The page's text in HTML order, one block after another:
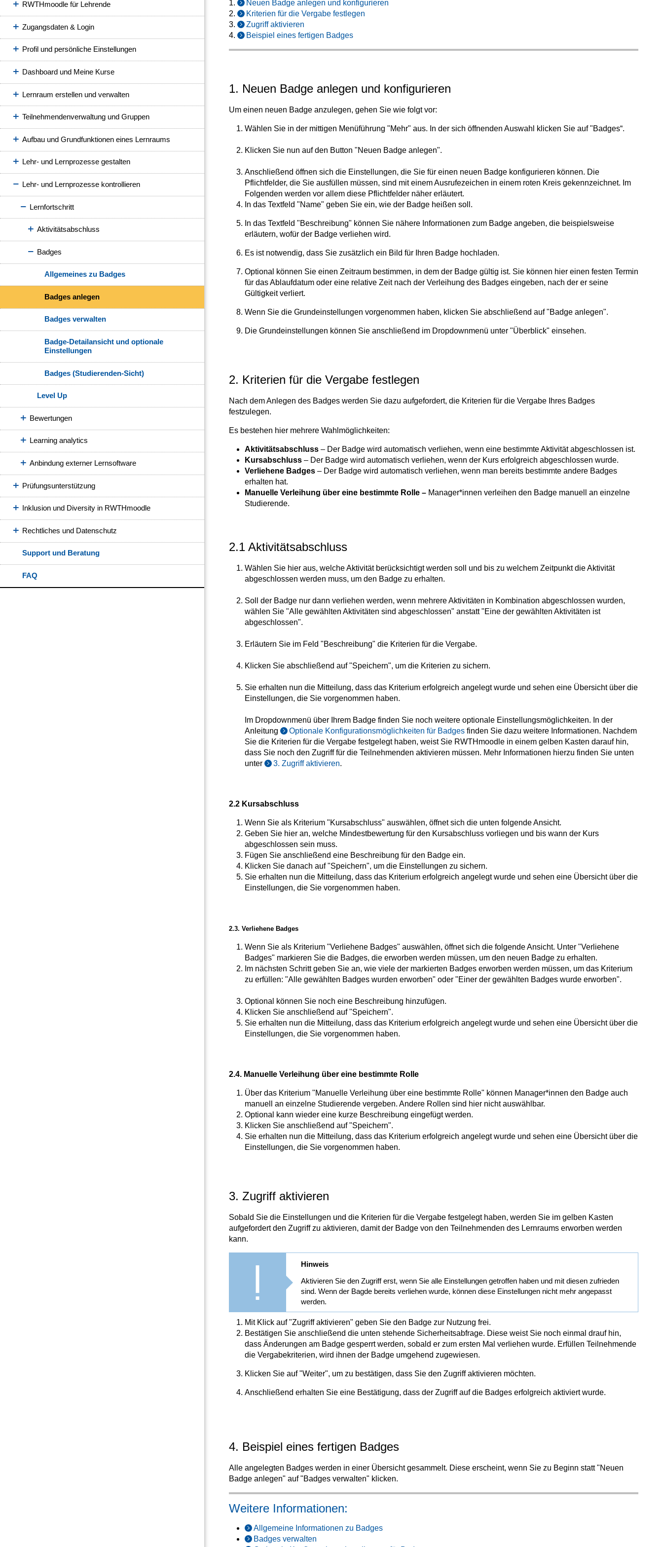
RWTHmoodle für Lehrende
Zugangsdaten & Login
Profil und persönliche Einstellungen
Dashboard und Meine Kurse
Lernraum erstellen und verwalten
Teilnehmendenverwaltung und Gruppen
Aufbau und Grundfunktionen eines Lernraums
Lehr- und Lernprozesse gestalten
Lehr- und Lernprozesse kontrollieren
Lernfortschritt
Aktivitätsabschluss
Badges
Allgemeines zu Badges
Badges anlegen
Badges verwalten
Badge-Detailansicht und optionale
Einstellungen
Badges (Studierenden-Sicht)
Level Up
Bewertungen
Learning analytics
Anbindung externer Lernsoftware
Prüfungsunterstützung
Inklusion und Diversity in RWTHmoodle
Rechtliches und Datenschutz
Support und Beratung
FAQ
1.
Neuen Badge anlegen und konfigurieren
2.
Kriterien für die Vergabe festlegen
3.
Zugriff aktivieren
4.
Beispiel eines fertigen Badges
1. Neuen Badge anlegen und konfigurieren
Um einen neuen Badge anzulegen, gehen Sie wie folgt vor:
Wählen Sie in der mittigen Menüführung "Mehr" aus. In der sich öffnenden Auswahl klicken Sie auf "Badges“.
Klicken Sie nun auf den Button "Neuen Badge anlegen".
Anschließend öffnen sich die Einstellungen, die Sie für einen neuen Badge konfigurieren können. Die
Pflichtfelder, die Sie ausfüllen müssen, sind mit einem Ausrufezeichen in einem roten Kreis gekennzeichnet. Im
Folgenden werden vor allem diese Pflichtfelder näher erläutert.
In das Textfeld "Name" geben Sie ein, wie der Badge heißen soll.
In das Textfeld "Beschreibung" können Sie nähere Informationen zum Badge angeben, die beispielsweise
erläutern, wofür der Badge verliehen wird.
Es ist notwendig, dass Sie zusätzlich ein Bild für Ihren Badge hochladen.
Optional können Sie einen Zeitraum bestimmen, in dem der Badge gültig ist. Sie können hier einen festen Termin
für das Ablaufdatum oder eine relative Zeit nach der Verleihung des Badges eingeben, nach der er seine
Gültigkeit verliert.
Wenn Sie die Grundeinstellungen vorgenommen haben, klicken Sie abschließend auf "Badge anlegen".
Die Grundeinstellungen können Sie anschließend im Dropdownmenü unter "Überblick" einsehen.
2. Kriterien für die Vergabe festlegen
Nach dem Anlegen des Badges werden Sie dazu aufgefordert, die Kriterien für die Vergabe Ihres Badges
festzulegen.
Es bestehen hier mehrere Wahlmöglichkeiten:
Aktivitätsabschluss – Der Badge wird automatisch verliehen, wenn eine bestimmte Aktivität abgeschlossen ist.
Kursabschluss – Der Badge wird automatisch verliehen, wenn der Kurs erfolgreich abgeschlossen wurde.
Verliehene Badges – Der Badge wird automatisch verliehen, wenn man bereits bestimmte andere Badges
erhalten hat.
Manuelle Verleihung über eine bestimmte Rolle – Manager*innen verleihen den Badge manuell an einzelne
Studierende.
2.1 Aktivitätsabschluss
Wählen Sie hier aus, welche Aktivität berücksichtigt werden soll und bis zu welchem Zeitpunkt die Aktivität
abgeschlossen werden muss, um den Badge zu erhalten.
Soll der Badge nur dann verliehen werden, wenn mehrere Aktivitäten in Kombination abgeschlossen wurden,
wählen Sie "Alle gewählten Aktivitäten sind abgeschlossen" anstatt "Eine der gewählten Aktivitäten ist
abgeschlossen".
Erläutern Sie im Feld "Beschreibung" die Kriterien für die Vergabe.
Klicken Sie abschließend auf "Speichern", um die Kriterien zu sichern.
Sie erhalten nun die Mitteilung, dass das Kriterium erfolgreich angelegt wurde und sehen eine Übersicht über die
Einstellungen, die Sie vorgenommen haben.
Im Dropdownmenü über Ihrem Badge finden Sie noch weitere optionale Einstellungsmöglichkeiten. In der
Anleitung
Optionale Konfigurationsmöglichkeiten für Badges finden Sie dazu weitere Informationen. Nachdem
Sie die Kriterien für die Vergabe festgelegt haben, weist Sie RWTHmoodle in einem gelben Kasten darauf hin,
dass Sie noch den Zugriff für die Teilnehmenden aktivieren müssen. Mehr Informationen hierzu finden Sie unten
unter
3. Zugriff aktivieren.
2.2 Kursabschluss
Wenn Sie als Kriterium "Kursabschluss" auswählen, öffnet sich die unten folgende Ansicht.
Geben Sie hier an, welche Mindestbewertung für den Kursabschluss vorliegen und bis wann der Kurs
abgeschlossen sein muss.
Fügen Sie anschließend eine Beschreibung für den Badge ein.
Klicken Sie danach auf "Speichern", um die Einstellungen zu sichern.
Sie erhalten nun die Mitteilung, dass das Kriterium erfolgreich angelegt wurde und sehen eine Übersicht über die
Einstellungen, die Sie vorgenommen haben.
2.3. Verliehene Badges
Wenn Sie als Kriterium "Verliehene Badges" auswählen, öffnet sich die folgende Ansicht. Unter "Verliehene
Badges" markieren Sie die Badges, die erworben werden müssen, um den neuen Badge zu erhalten.
Im nächsten Schritt geben Sie an, wie viele der markierten Badges erworben werden müssen, um das Kriterium
zu erfüllen: "Alle gewählten Badges wurden erworben" oder "Einer der gewählten Badges wurde erworben".
Optional können Sie noch eine Beschreibung hinzufügen.
Klicken Sie anschließend auf "Speichern".
Sie erhalten nun die Mitteilung, dass das Kriterium erfolgreich angelegt wurde und sehen eine Übersicht über die
Einstellungen, die Sie vorgenommen haben.
2.4. Manuelle Verleihung über eine bestimmte Rolle
Über das Kriterium "Manuelle Verleihung über eine bestimmte Rolle" können Manager*innen den Badge auch
manuell an einzelne Studierende vergeben. Andere Rollen sind hier nicht auswählbar.
Optional kann wieder eine kurze Beschreibung eingefügt werden.
Klicken Sie anschließend auf "Speichern".
Sie erhalten nun die Mitteilung, dass das Kriterium erfolgreich angelegt wurde und sehen eine Übersicht über die
Einstellungen, die Sie vorgenommen haben.
3. Zugriff aktivieren
Sobald Sie die Einstellungen und die Kriterien für die Vergabe festgelegt haben, werden Sie im gelben Kasten
aufgefordert den Zugriff zu aktivieren, damit der Badge von den Teilnehmenden des Lernraums erworben werden
kann.
Hinweis
Aktivieren Sie den Zugriff erst, wenn Sie alle Einstellungen getroffen haben und mit diesen zufrieden
sind. Wenn der Bagde bereits verliehen wurde, können diese Einstellungen nicht mehr angepasst
werden.
Mit Klick auf "Zugriff aktivieren" geben Sie den Badge zur Nutzung frei.
Bestätigen Sie anschließend die unten stehende Sicherheitsabfrage. Diese weist Sie noch einmal drauf hin,
dass Änderungen am Badge gesperrt werden, sobald er zum ersten Mal verliehen wurde. Erfüllen Teilnehmende
die Vergabekriterien, wird ihnen der Badge umgehend zugewiesen.
Klicken Sie auf "Weiter", um zu bestätigen, dass Sie den Zugriff aktivieren möchten.
Anschließend erhalten Sie eine Bestätigung, dass der Zugriff auf die Badges erfolgreich aktiviert wurde.
4. Beispiel eines fertigen Badges
Alle angelegten Badges werden in einer Übersicht gesammelt. Diese erscheint, wenn Sie zu Beginn statt "Neuen
Badge anlegen" auf "Badges verwalten" klicken.
Weitere Informationen:
Allgemeine Informationen zu Badges
Badges verwalten